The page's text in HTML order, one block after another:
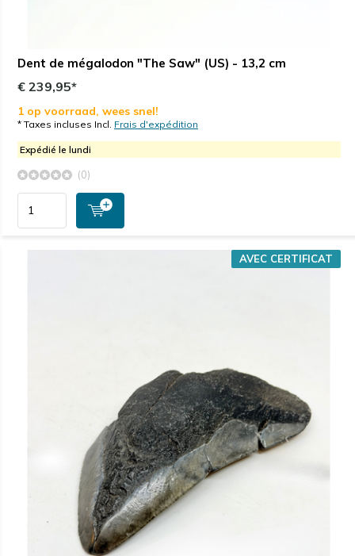
Dent de mégalodon "The Saw" (US) - 13,2 cm
€ 239,95*
1 op voorraad, wees snel!
* Taxes incluses Incl. Frais d'expédition
Expédié le lundi
(0)
AVEC CERTIFICAT